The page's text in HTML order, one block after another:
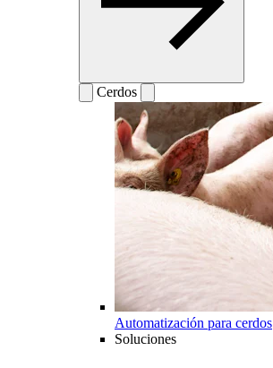
Cerdos
Automatización para cerdos
Soluciones